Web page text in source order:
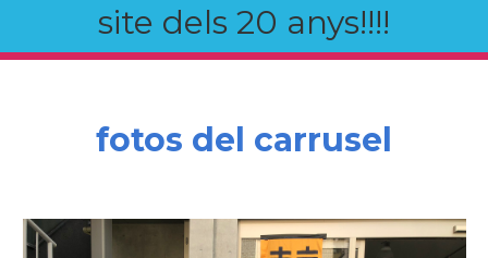
site dels 20 anys!!!!
fotos del carrusel